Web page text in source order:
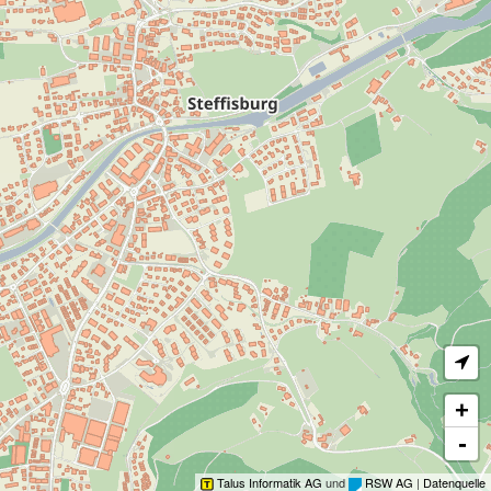
Vereine
Waldhütten
Geldautomaten
+
-
Talus Informatik AG und RSW AG | Datenquelle